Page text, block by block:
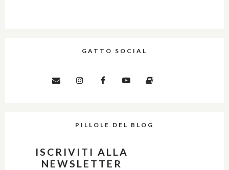
GATTO SOCIAL
PILLOLE DEL BLOG
ISCRIVITI ALLA
NEWSLETTER